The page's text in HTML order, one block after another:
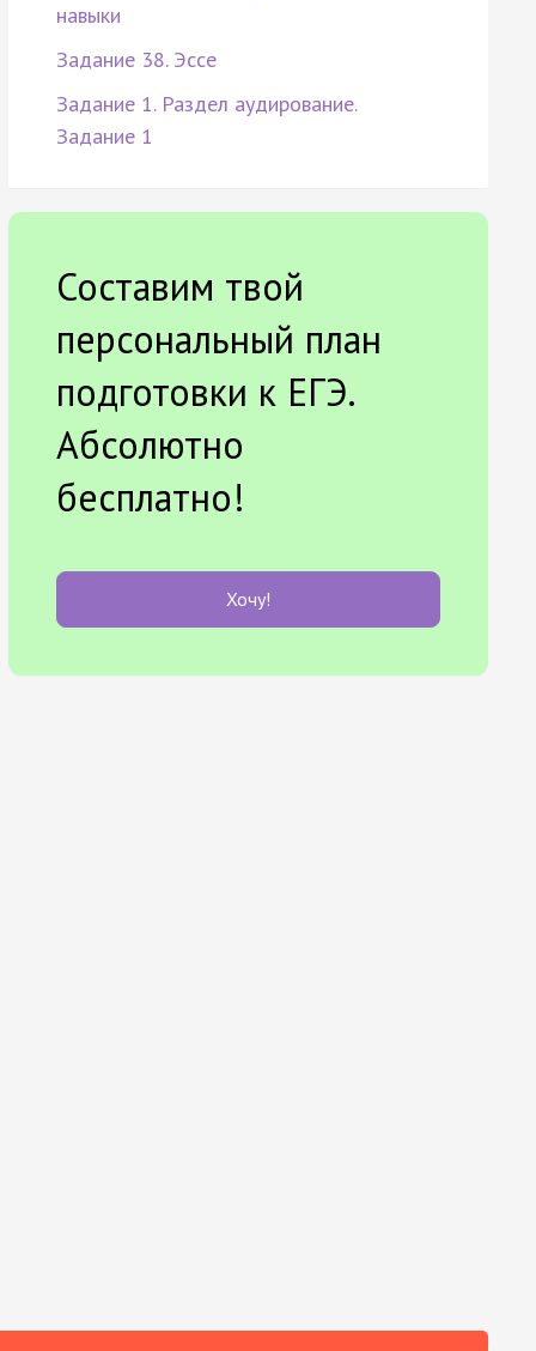
навыки
Задание 38. Эссе
Задание 1. Раздел аудирование.
Задание 1
Составим твой
персональный план
подготовки к ЕГЭ.
Абсолютно
бесплатно!
Хочу!